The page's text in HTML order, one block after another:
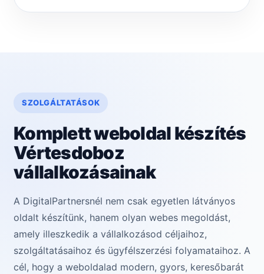
SZOLGÁLTATÁSOK
Komplett weboldal készítés
Vértesdoboz
vállalkozásainak
A DigitalPartnersnél nem csak egyetlen látványos
oldalt készítünk, hanem olyan webes megoldást,
amely illeszkedik a vállalkozásod céljaihoz,
szolgáltatásaihoz és ügyfélszerzési folyamataihoz. A
cél, hogy a weboldalad modern, gyors, keresőbarát